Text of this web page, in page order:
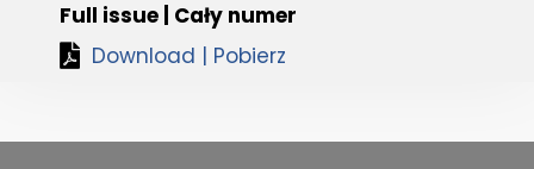
Full issue | Cały numer
Download | Pobierz